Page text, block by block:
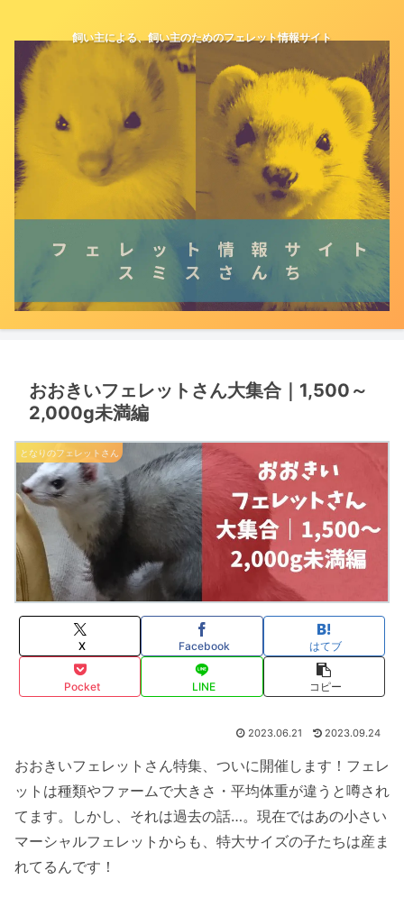
飼い主による、飼い主のためのフェレット情報サイト
おおきいフェレットさん大集合｜1,500～
2,000g未満編
となりのフェレットさん
X Facebook はてブ
Pocket LINE コピー
2023.06.21 2023.09.24
おおきいフェレットさん特集、ついに開催します！フェレ
ットは種類やファームで大きさ・平均体重が違うと噂され
てます。しかし、それは過去の話…。現在ではあの小さい
マーシャルフェレットからも、特大サイズの子たちは産ま
れてるんです！